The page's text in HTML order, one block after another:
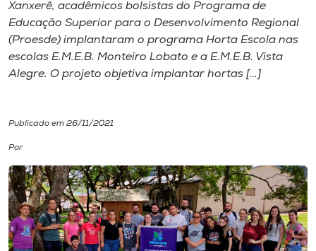
I.nova
Diplomados
Biblioteca
Editora
Xanxerê, acadêmicos bolsistas do Programa de
Educação Superior para o Desenvolvimento Regional
(Proesde) implantaram o programa Horta Escola nas
escolas E.M.E.B. Monteiro Lobato e a E.M.E.B. Vista
Alegre. O projeto objetiva implantar hortas […]
Publicado em 26/11/2021
Por